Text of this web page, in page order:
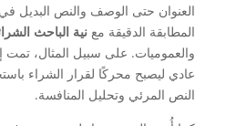
العنوان حتى الوصف والنص البديل
المطابقة الدقيقة مع نية الباحث
والعموميات. على سبيل المثال،
عادي ليصبح محركًا لقرار الشراء
النص المرئي وتحليل المنافسة.